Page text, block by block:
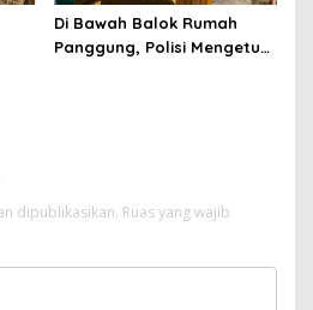
Di Bawah Balok Rumah
Panggung, Polisi Mengetuk
dipublikasikan. Ruas yang wajib